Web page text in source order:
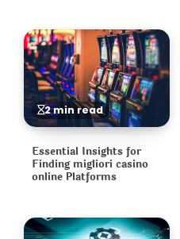
2 min read
Essential Insights for
Finding migliori casino
online Platforms